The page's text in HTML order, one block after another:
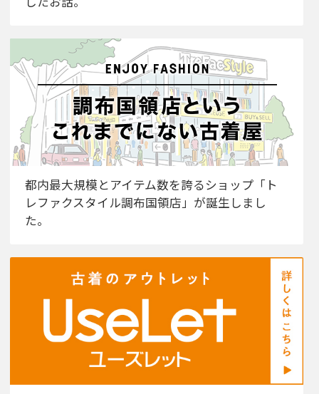
都内最大規模とアイテム数を誇るショップ「ト
レファクスタイル調布国領店」が誕生しまし
た。